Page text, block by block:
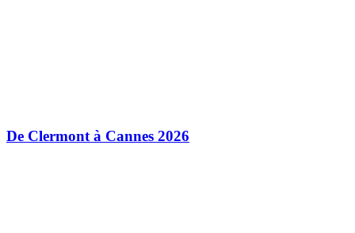
De Clermont à Cannes 2026